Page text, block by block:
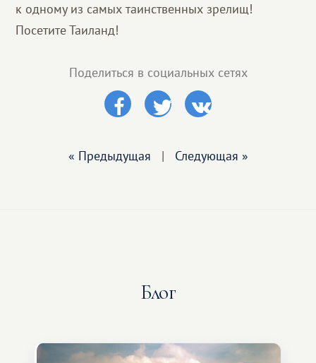
к одному из самых таинственных зрелищ!
Посетите Таиланд!
Поделиться в социальных сетях
« Предыдущая | Следующая »
Блог